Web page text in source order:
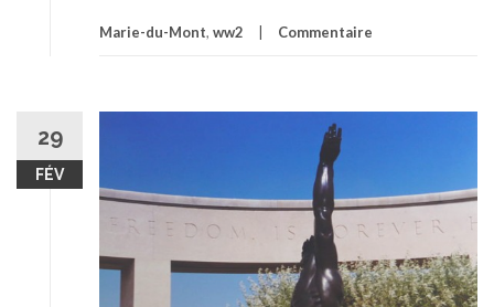
Marie-du-Mont, ww2 Commentaire
29
FÉV